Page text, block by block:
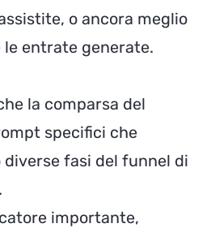
o ancora meglio
entrate generate.
la comparsa del
specifici che
fasi del funnel di
importante,